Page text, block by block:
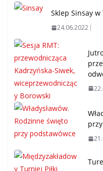
Sklep Sinsay
24.06.2022